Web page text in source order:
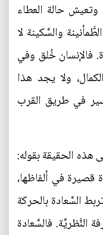
حالة العطاء
والسَّكينة لا
فالإنسان خُلق وفي
ولا يجد هذا
في طريق القرب
هذه الحقيقة بقوله:
وهي عبارة قصيرة في ألفاظها،
السَّعادة بالحركة
النَّظريَّة. فالسَّعادة